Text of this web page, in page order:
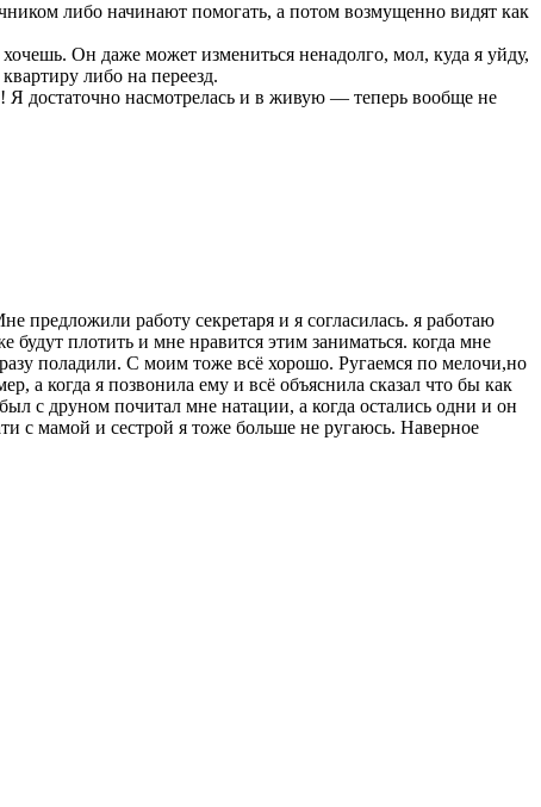
либо начинают помогать, а потом возмущенно видят как
Он даже может измениться ненадолго, мол, куда я уйду,
либо на переезд.
Я достаточно насмотрелась и в живую — теперь вообще не
предложили работу секретаря и я согласилась. я работаю
плотить и мне нравится этим заниматься. когда мне
поладили. С моим тоже всё хорошо. Ругаемся по мелочи,но
а когда я позвонила ему и всё объяснила сказал что бы как
с друном почитал мне натации, а когда остались одни и он
с мамой и сестрой я тоже больше не ругаюсь. Наверное